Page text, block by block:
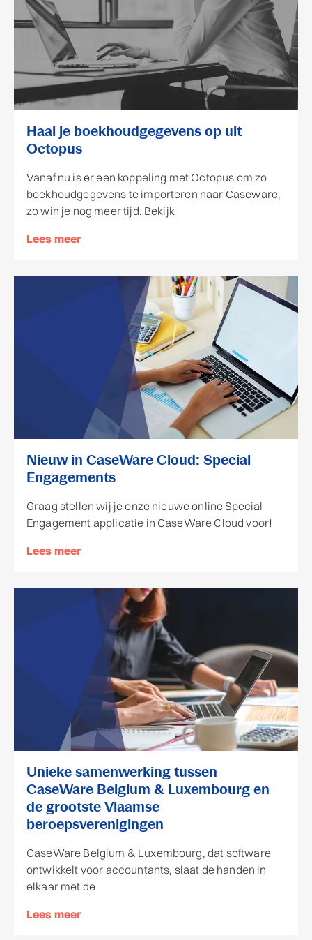
Haal je boekhoudgegevens op uit
Octopus
Vanaf nu is er een koppeling met Octopus om zo
boekhoudgegevens te importeren naar Caseware,
zo win je nog meer tijd. Bekijk
Lees meer
Nieuw in CaseWare Cloud: Special
Engagements
Graag stellen wij je onze nieuwe online Special
Engagement applicatie in CaseWare Cloud voor!
Lees meer
Unieke samenwerking tussen
CaseWare Belgium & Luxembourg en
de grootste Vlaamse
beroepsverenigingen
CaseWare Belgium & Luxembourg, dat software
ontwikkelt voor accountants, slaat de handen in
elkaar met de
Lees meer